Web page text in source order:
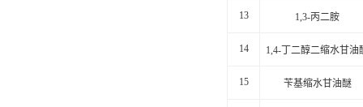
13 1,3-丙二胺
14 1,4-丁二醇二缩水甘油
15 苄基缩水甘油醚